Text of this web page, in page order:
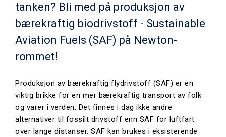
tanken? Bli med på produksjon av
bærekraftig biodrivstoff - Sustainable
Aviation Fuels (SAF) på Newton-
rommet!
Produksjon av bærekraftig flydrivstoff (SAF) er en
viktig brikke for en mer bærekraftig transport av folk
og varer i verden. Det finnes i dag ikke andre
alternativer til fossilt drivstoff enn SAF for luftfart
over lange distanser. SAF kan brukes i eksisterende